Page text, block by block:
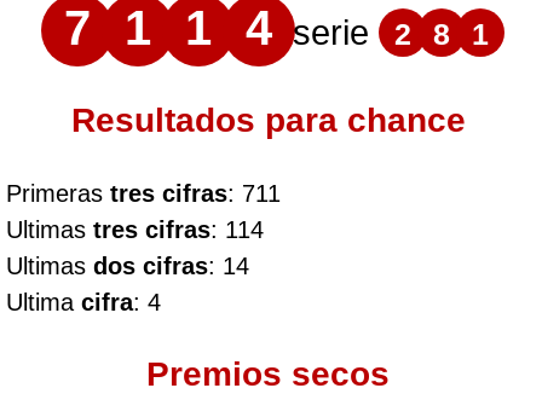
7 1 1 4 serie 2 8 1
Resultados para chance
Primeras tres cifras: 711
Ultimas tres cifras: 114
Ultimas dos cifras: 14
Ultima cifra: 4
Premios secos